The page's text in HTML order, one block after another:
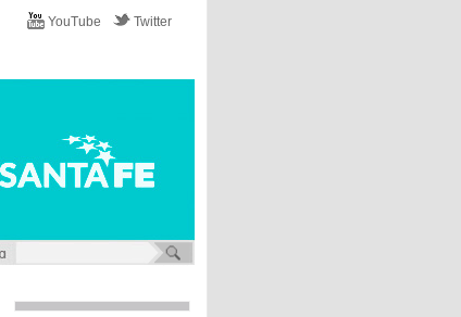
YouTube Twitter